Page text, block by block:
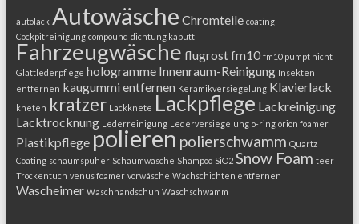
autolack Autowäsche Chromteile coating
Cockpitreinigung compound dichtung kaputt
Fahrzeugwäsche flugrostfm10 fm10 pumpt nicht
Glattlederpflege hologramme Innenraum-Reinigung Insekten
entfernen kaugummi entfernen Keramikversiegelung Klavierlack
kneten kratzer Lackknete Lackpflege Lackreinigung
Lacktrocknung Lederreinigung Lederversiegelung o-ring orion foamer
Plastikpflege polieren polierschwamm Quartz
Coating schaumspüher Schaumwäsche Shampoo SiO2 Snow Foam teer
Trockentuch venus foamer vorwäsche Wachschichten entfernen
Wascheimer Waschhandschuh Waschschwamm